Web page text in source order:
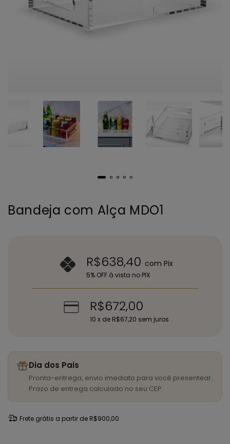
Bandeja com Alça MDO1
R$638,40 com Pix
5% OFF à vista no PIX
R$672,00
10 x de R$67,20 sem juros
Dia dos Pais
Pronta-entrega, envio imediato para você presentear.
Prazo de entrega calculado no seu CEP.
Frete grátis a partir de R$900,00